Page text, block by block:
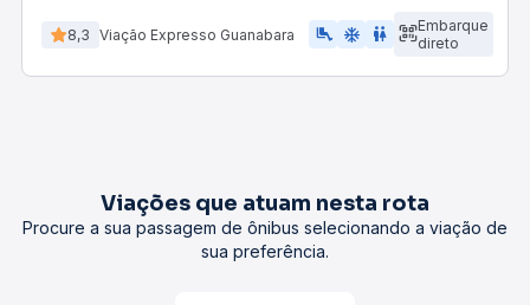
8,3 Viação Expresso Guanabara airline_seat_legroom_extra ac_unit wc
Embarque
direto
Viações que atuam nesta rota
Procure a sua passagem de ônibus selecionando a viação de
sua preferência.